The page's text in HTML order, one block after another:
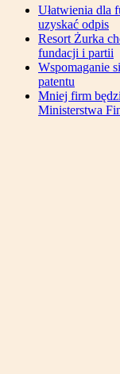
Ułatwienia dla
uzyskać odpis
Resort Żurka
fundacji i partii
Wspomaganie
patentu
Mniej firm
Ministerstwa